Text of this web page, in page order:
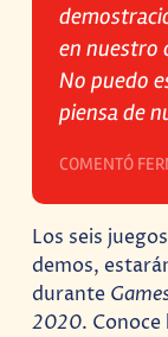
en nuestro
No puedo
piensa de
COMENTÓ
Los seis
demos,
durante
2020.